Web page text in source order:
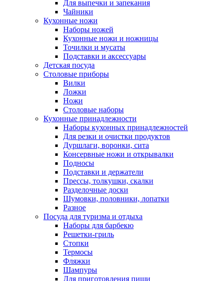
Для выпечки и запекания
Чайники
Кухонные ножи
Наборы ножей
Кухонные ножи и ножницы
Точилки и мусаты
Подставки и аксессуары
Детская посуда
Столовые приборы
Вилки
Ложки
Ножи
Столовые наборы
Кухонные принадлежности
Наборы кухонных принадлежностей
Для резки и очистки продуктов
Дуршлаги, воронки, сита
Консервные ножи и открывалки
Подносы
Подставки и держатели
Прессы, толкушки, скалки
Разделочные доски
Шумовки, половники, лопатки
Разное
Посуда для туризма и отдыха
Наборы для барбекю
Решетки-гриль
Стопки
Термосы
Фляжки
Шампуры
Для приготовления пищи